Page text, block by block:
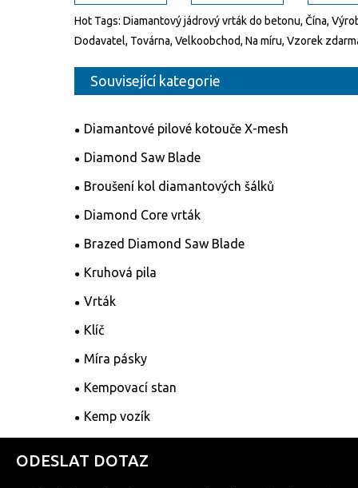
Hot Tags: Diamantový jádrový vrták do betonu, Čína,
Dodavatel, Továrna, Velkoobchod, Na míru, Vzorek
Související kategorie
Diamantové pilové kotouče X-mesh
Diamond Saw Blade
Broušení kol diamantových šálků
Diamond Core vrták
Brazed Diamond Saw Blade
Kruhová pila
Vrták
Klíč
Míra pásky
Kempovací stan
Kemp vozík
ODESLAT DOTAZ